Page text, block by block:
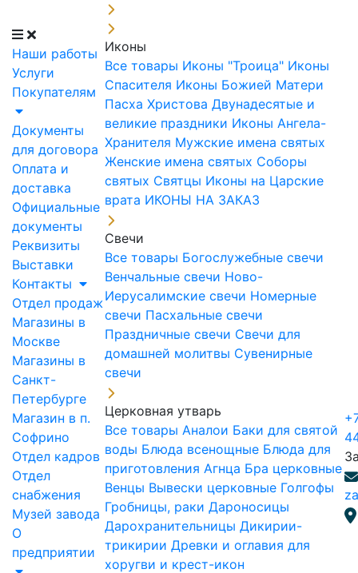
Наши работы
Услуги
Покупателям
Документы
для договора
Оплата и
доставка
Официальные
документы
Реквизиты
Выставки
Контакты
Отдел продаж
Магазины в
Москве
Магазины в
Санкт-
Петербурге
Магазин в п.
Софрино
Отдел кадров
Отдел
снабжения
Музей завода
О
предприятии
Иконы
Все товары Иконы "Троица" Иконы
Спасителя Иконы Божией Матери
Пасха Христова Двунадесятые и
великие праздники Иконы Ангела-
Хранителя Мужские имена святых
Женские имена святых Соборы
святых Святцы Иконы на Царские
врата ИКОНЫ НА ЗАКАЗ
Свечи
Все товары Богослужебные свечи
Венчальные свечи Ново-
Иерусалимские свечи Номерные
свечи Пасхальные свечи
Праздничные свечи Свечи для
домашней молитвы Сувенирные
свечи
Церковная утварь
Все товары Аналои Баки для святой
воды Блюда всенощные Блюда для
приготовления Агнца Бра церковные
Венцы Вывески церковные Голгофы
Гробницы, раки Дароносицы
Дарохранительницы Дикирии-
трикирии Древки и оглавия для
хоругви и крест-икон